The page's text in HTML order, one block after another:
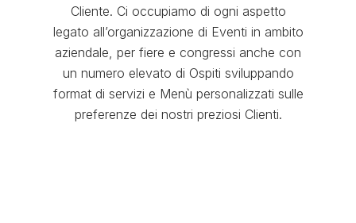
Cliente. Ci occupiamo di ogni aspetto
legato all’organizzazione di Eventi in ambito
aziendale, per fiere e congressi anche con
un numero elevato di Ospiti sviluppando
format di servizi e Menù personalizzati sulle
preferenze dei nostri preziosi Clienti.